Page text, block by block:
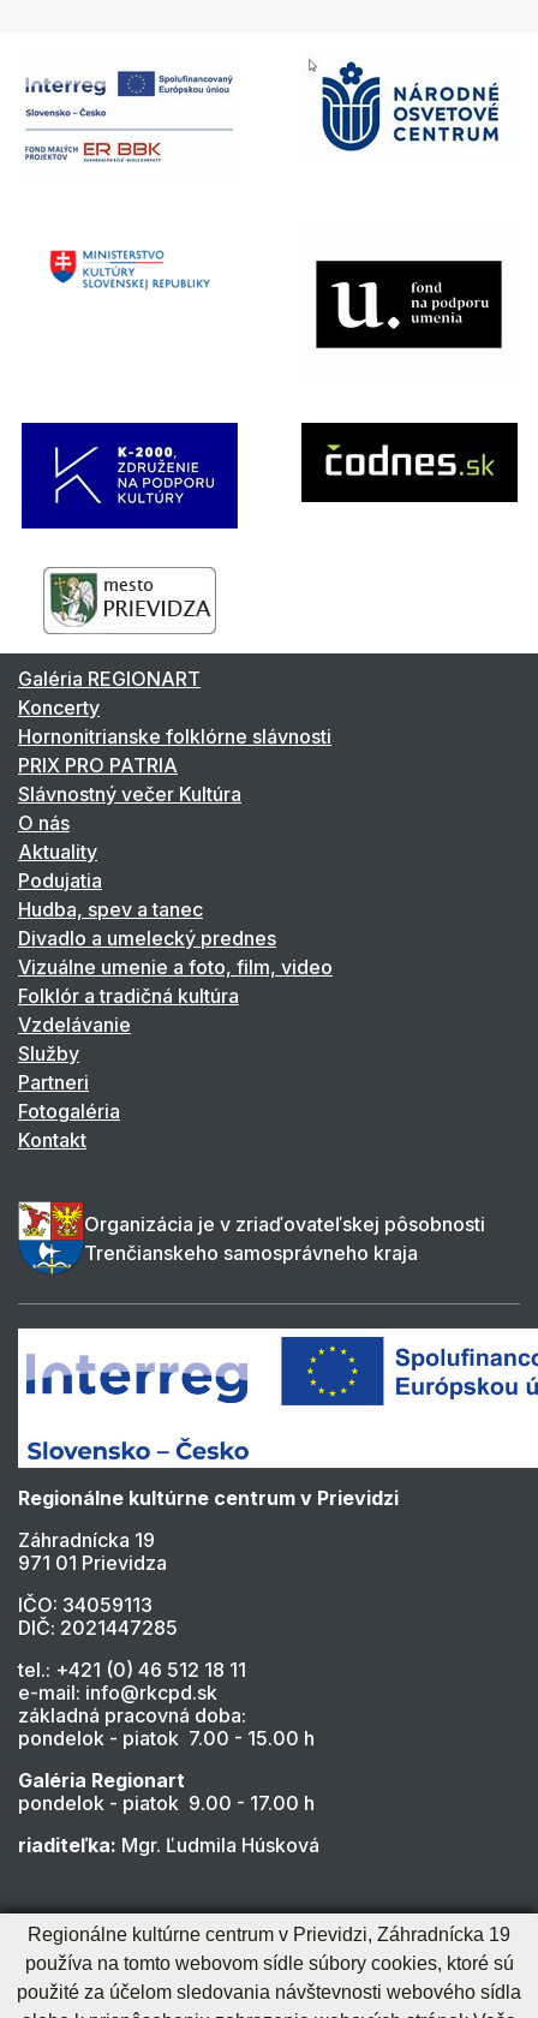
Galéria REGIONART
Koncerty
Hornonitrianske folklórne slávnosti
PRIX PRO PATRIA
Slávnostný večer Kultúra
O nás
Aktuality
Podujatia
Hudba, spev a tanec
Divadlo a umelecký prednes
Vizuálne umenie a foto, film, video
Folklór a tradičná kultúra
Vzdelávanie
Služby
Partneri
Fotogaléria
Kontakt
Organizácia je v zriaďovateľskej pôsobnosti
Trenčianskeho samosprávneho kraja
Regionálne kultúrne centrum v Prievidzi
Záhradnícka 19
971 01 Prievidza
IČO: 34059113
DIČ: 2021447285
tel.: +421 (0) 46 512 18 11
e-mail: info@rkcpd.sk
základná pracovná doba:
pondelok - piatok 7.00 - 15.00 h
Galéria Regionart
pondelok - piatok 9.00 - 17.00 h
riaditeľka: Mgr. Ľudmila Húsková
Regionálne kultúrne centrum v Prievidzi, Záhradnícka 19
používa na tomto webovom sídle súbory cookies, ktoré sú
použité za účelom sledovania návštevnosti webového sídla